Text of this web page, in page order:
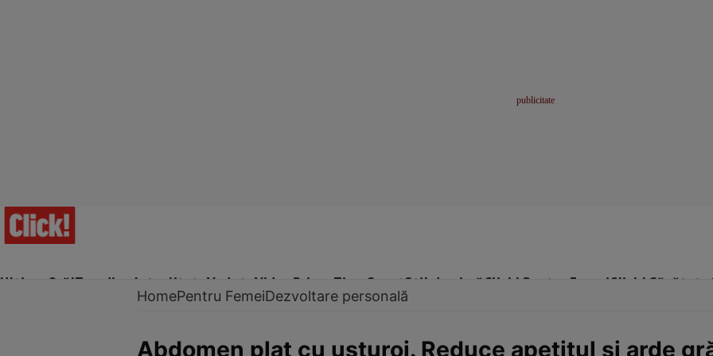
Ultima Oră!Trending Actualitate Vedete Video Prime Time SportStil de viațăClick! Pentru FemeiClick! Sănătate
HomePentru FemeiDezvoltare personală
Abdomen plat cu usturoi. Reduce apetitul şi arde